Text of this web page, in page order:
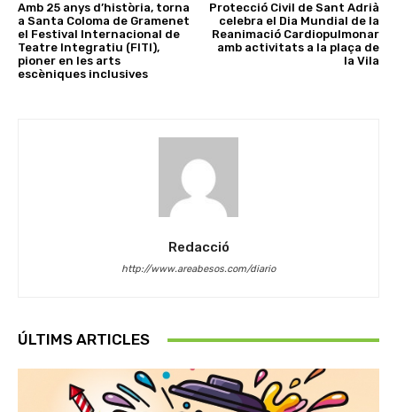
Amb 25 anys d’història, torna
a Santa Coloma de Gramenet
el Festival Internacional de
Teatre Integratiu (FITI),
pioner en les arts
escèniques inclusives
Protecció Civil de Sant Adrià
celebra el Dia Mundial de la
Reanimació Cardiopulmonar
amb activitats a la plaça de
la Vila
Redacció
http://www.areabesos.com/diario
ÚLTIMS ARTICLES